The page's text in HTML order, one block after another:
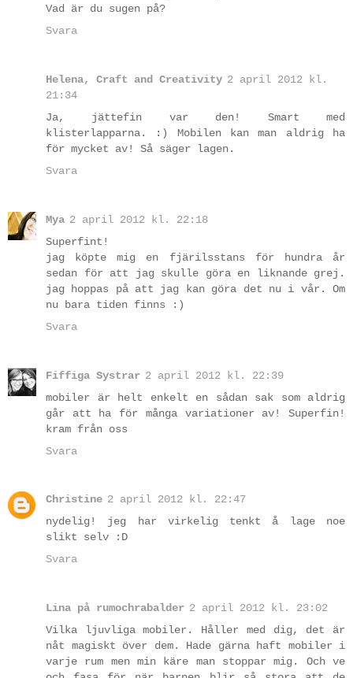
Vad är du sugen på?
Svara
Helena, Craft and Creativity 2 april 2012 kl.
21:34
Ja, jättefin var den! Smart med
klisterlapparna. :) Mobilen kan man aldrig ha
för mycket av! Så säger lagen.
Svara
Mya 2 april 2012 kl. 22:18
Superfint!
jag köpte mig en fjärilsstans för hundra år
sedan för att jag skulle göra en liknande grej.
jag hoppas på att jag kan göra det nu i vår. Om
nu bara tiden finns :)
Svara
Fiffiga Systrar 2 april 2012 kl. 22:39
mobiler är helt enkelt en sådan sak som aldrig
går att ha för många variationer av! Superfin!
kram från oss
Svara
Christine 2 april 2012 kl. 22:47
nydelig! jeg har virkelig tenkt å lage noe
slikt selv :D
Svara
Lina på rumochrabalder 2 april 2012 kl. 23:02
Vilka ljuvliga mobiler. Håller med dig, det är
nåt magiskt över dem. Hade gärna haft mobiler i
varje rum men min käre man stoppar mig. Och ve